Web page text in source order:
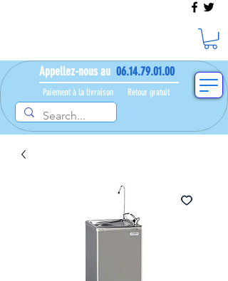
Appellez-nous au 06.14.79.01.00
Paiement à la livraison​ ​ Retour gratuit